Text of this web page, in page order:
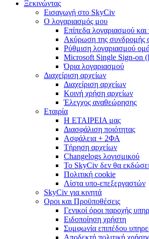
Ξεκινώντας
Εισαγωγή στο SkyCiv
Ο λογαριασμός μου
Επίπεδα λογαριασμού και
Ακύρωση της συνδρομής
Ρύθμιση λογαριασμού
Microsoft Single Sign-on
Όρια λογαριασμού
Διαχείριση αρχείων
Διαχείριση αρχείων
Κοινή χρήση αρχείων
Έλεγχος αναθεώρησης
Εταιρία
Η ΕΤΑΙΡΕΙΑ μας
Διασφάλιση ποιότητας
Ασφάλεια + 2ΦΑ
Τήρηση αρχείων
Changelogs λογισμικού
Το SkyCiv δεν θα εκδώσει
Πολιτική cookie
Λίστα υπο-επεξεργαστών
SkyCiv για κινητά
Οροι και Προϋποθέσεις
Γενικοί όροι παροχής
Ειδοποίηση χρήστη
Συμφωνία επιπέδου